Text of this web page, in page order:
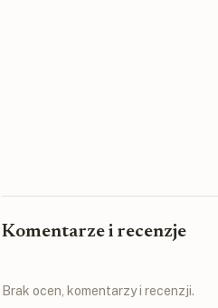
Komentarze i recenzje
Brak ocen, komentarzy i recenzji.